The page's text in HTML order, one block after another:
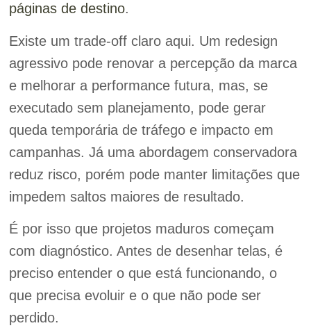
páginas de destino.
Existe um trade-off claro aqui. Um redesign
agressivo pode renovar a percepção da marca
e melhorar a performance futura, mas, se
executado sem planejamento, pode gerar
queda temporária de tráfego e impacto em
campanhas. Já uma abordagem conservadora
reduz risco, porém pode manter limitações que
impedem saltos maiores de resultado.
É por isso que projetos maduros começam
com diagnóstico. Antes de desenhar telas, é
preciso entender o que está funcionando, o
que precisa evoluir e o que não pode ser
perdido.